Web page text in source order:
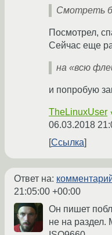
Смотреть
Посмотрел,
Сейчас еще
на «всю
и попробую
TheLinuxUser
06.03.2018
Ссылка
Ответ на:
21:05:00 +00:00
Он пишет
не на раздел.